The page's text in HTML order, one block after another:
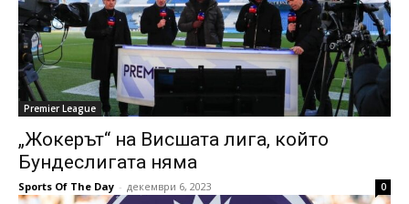
Premier League
„Жокерът“ на Висшата лига, който
Бундеслигата няма
Sports Of The Day - декември 6, 2023 0